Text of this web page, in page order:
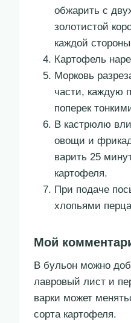
обжарить с
золотистой
каждой
Картофель
Морковь
части, каждую
поперек
В кастрюлю
овощи и
варить 25
картофеля.
При подаче
хлопьями
Мой
В бульон можно
лавровый лист и
варки может
сорта картофеля.